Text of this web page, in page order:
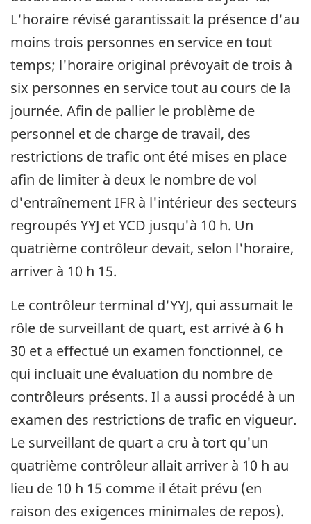
L'horaire révisé garantissait la présence d'au
moins trois personnes en service en tout
temps; l'horaire original prévoyait de trois à
six personnes en service tout au cours de la
journée. Afin de pallier le problème de
personnel et de charge de travail, des
restrictions de trafic ont été mises en place
afin de limiter à deux le nombre de vol
d'entraînement IFR à l'intérieur des secteurs
regroupés YYJ et YCD jusqu'à 10 h. Un
quatrième contrôleur devait, selon l'horaire,
arriver à 10 h 15.
Le contrôleur terminal d'YYJ, qui assumait le
rôle de surveillant de quart, est arrivé à 6 h
30 et a effectué un examen fonctionnel, ce
qui incluait une évaluation du nombre de
contrôleurs présents. Il a aussi procédé à un
examen des restrictions de trafic en vigueur.
Le surveillant de quart a cru à tort qu'un
quatrième contrôleur allait arriver à 10 h au
lieu de 10 h 15 comme il était prévu (en
raison des exigences minimales de repos).